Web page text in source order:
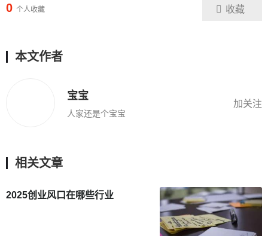
0 个人收藏 收藏
本文作者
宝宝
人家还是个宝宝
加关注
相关文章
2025创业风口在哪些行业